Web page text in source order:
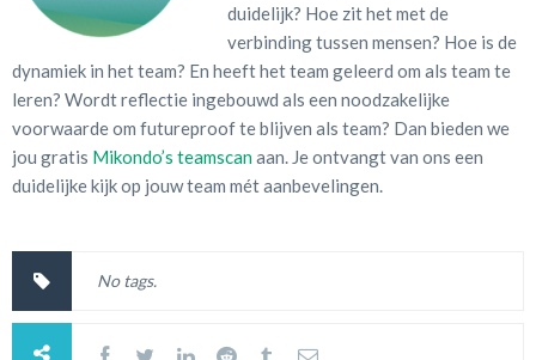
duidelijk? Hoe zit het met de
verbinding tussen mensen? Hoe is de
dynamiek in het team? En heeft het team geleerd om als team te
leren? Wordt reflectie ingebouwd als een noodzakelijke
voorwaarde om futureproof te blijven als team? Dan bieden we
jou gratis Mikondo’s teamscanaan. Je ontvangt van ons een
duidelijke kijk op jouw team mét aanbevelingen.
No tags.